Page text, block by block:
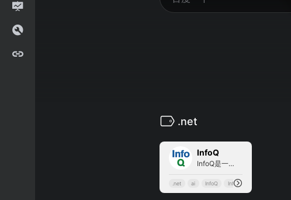
.net
InfoQ
InfoQ是一个实践驱动的社区资讯站点，致力于促进软件开发及相关领域知识与创新的传播。提供架构，云计算，AI，前端，大数据，Java，软件开发，编程等技术资讯及技术会议，搭建连接中国技术高端社区与国际主流技术社区的桥梁。
.net ai InfoQ InfoQ中文站